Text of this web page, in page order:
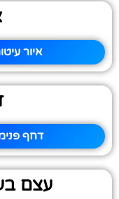
איור
דחף
עצם